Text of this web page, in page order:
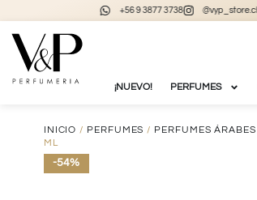
@vyp_store.chile vypstore.cl
¡NUEVO! PERFUMES
INICIO / PERFUMES / PERFUMES ÁRABES
ML
-54%